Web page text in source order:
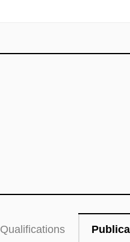
Qualifications